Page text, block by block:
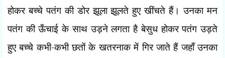
होकर बच्चे पतंग की डोर झूला झूलते हुए खींचते हैं। उनका मन
पतंग की ऊँचाई के साथ उड़ने लगता है बेसुध होकर पतंग उड़ते
हुए बच्चे कभी-कभी छतों के खतरनाक में गिर जाते हैं जहाँ उनका